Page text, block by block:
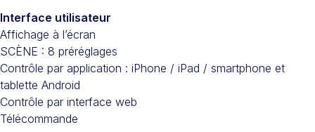
Interface utilisateur
Affichage à l’écran
SCÈNE : 8 préréglages
Contrôle par application : iPhone / iPad / smartphone et
tablette Android
Contrôle par interface web
Télécommande